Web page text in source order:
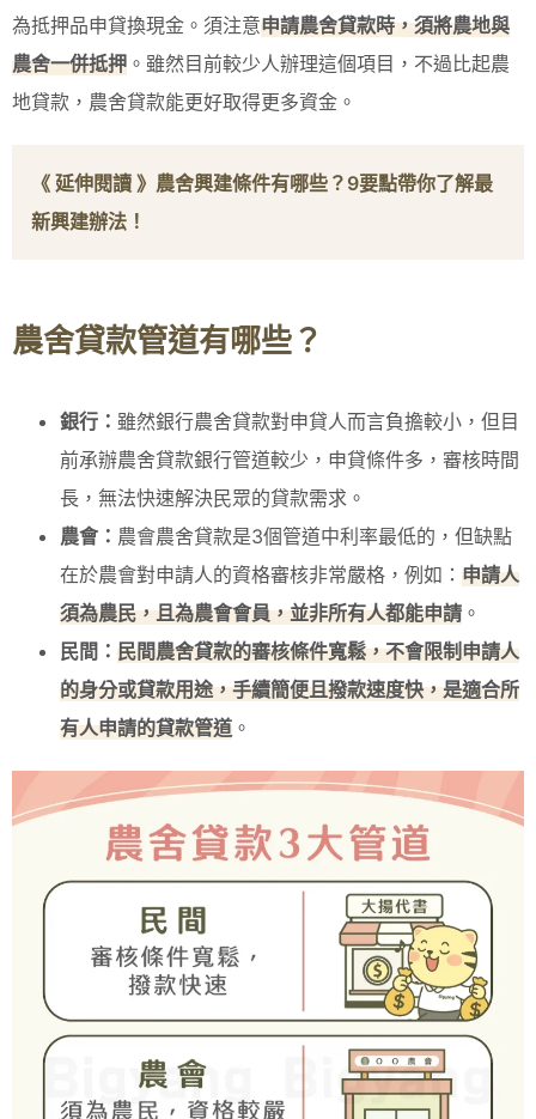
為抵押品申貸換現金。須注意申請農舍貸款時，須將農地與
農舍一併抵押 。雖然目前較少人辦理這個項目，不過比起農
地貸款，農舍貸款能更好取得更多資金。
《 延伸閱讀 》 農舍興建條件有哪些？9要點帶你了解最
新興建辦法！
農舍貸款管道有哪些？
銀行： 雖然銀行農舍貸款對申貸人而言負擔較小，但目
前承辦農舍貸款銀行管道較少，申貸條件多，審核時間
長，無法快速解決民眾的貸款需求。
農會： 農會農舍貸款是3個管道中利率最低的，但缺點
在於農會對申請人的資格審核非常嚴格，例如： 申請人
須為農民，且為農會會員，並非所有人都能申請 。
民間： 民間農舍貸款的審核條件寬鬆，不會限制申請人
的身分或貸款用途，手續簡便且撥款速度快，是適合所
有人申請的貸款管道 。